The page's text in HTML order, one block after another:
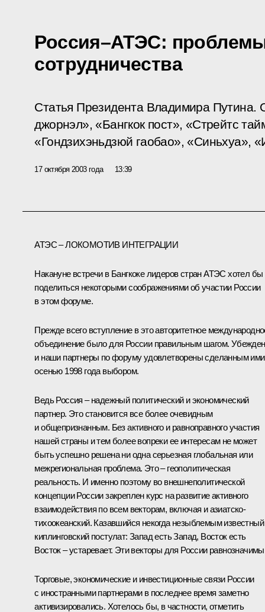
Россия–АТЭС:
сотрудничества
Статья Президента Владимира Путина.
джорнэл», «Бангкок пост», «Стрейтс
«Гондзихэньдзюй гаобао», «Синьхуа»,
17 октября 2003 года 13:39
АТЭС – ЛОКОМОТИВ ИНТЕГРАЦИИ
Накануне встречи в Бангкоке лидеров стран АТЭС хотел бы
поделиться некоторыми соображениями об участии России
в этом форуме.
Прежде всего вступление в это авторитетное
объединение было для России правильным шагом.
и наши партнеры по форуму удовлетворены сделанным ими
осенью 1998 года выбором.
Ведь Россия – надежный политический и экономический
партнер. Это становится все более очевидным
и общепризнанным. Без активного и равноправного участия
нашей страны и тем более вопреки ее интересам не может
быть успешно решена ни одна серьезная глобальная или
межрегиональная проблема. Это – геополитическая
реальность. И именно поэтому во внешнеполитической
концепции России закреплен курс на развитие активного
взаимодействия по всем векторам, включая и азиатско-
тихоокеанский. Казавшийся некогда незыблемым известный
киплинговский постулат: Запад есть Запад, Восток есть
Восток – устаревает. Эти векторы для России
Торговые, экономические и инвестиционные связи России
с иностранными партнерами в последнее время заметно
активизировались. Хотелось бы, в частности, отметить